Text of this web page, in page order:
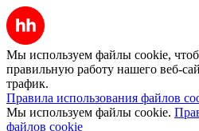
Мы используем файлы cookie,
правильную работу нашего веб-
трафик.
Правила использования файлов
Мы используем файлы cookie.
файлов cookie